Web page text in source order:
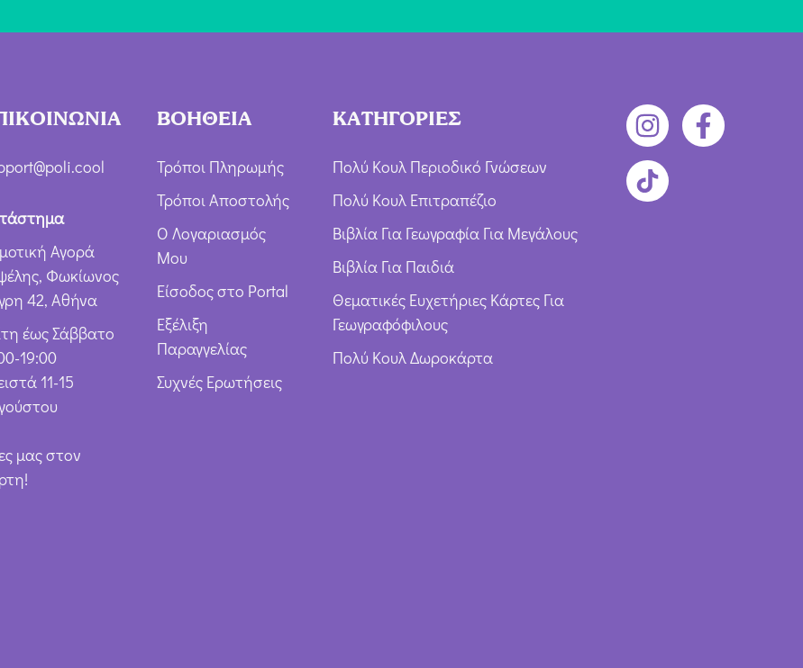
δ
ή
ρ
Αγορά
Φωκίωνος
42, Αθήνα
έως Σάββατο
19:00
11-15
μας στον
ΒΟΗΘΕΙΑ
Τρόποι Πληρωμής
Τρόποι Αποστολής
Ο Λογαριασμός
Μου
Είσοδος στο Portal
Εξέλιξη
Παραγγελίας
Συχνές Ερωτήσεις
ΚΑΤΗΓΟΡΙΕΣ
Πολύ Κουλ Περιοδικό Γνώσεων
Πολύ Κουλ Επιτραπέζιο
Βιβλία Για Γεωγραφία Για Μεγάλους
Βιβλία Για Παιδιά
Θεματικές Ευχετήριες Κάρτες Για
Γεωγραφόφιλους
Πολύ Κουλ Δωροκάρτα